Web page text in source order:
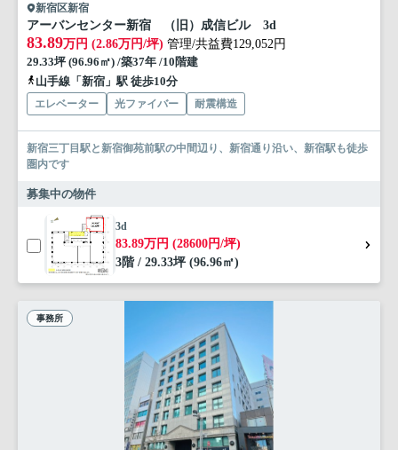
新宿区新宿
アーバンセンター新宿 （旧）成信ビル 3d
83.89万円 (2.86万円/坪) 管理/共益費129,052円
29.33坪 (96.96㎡) /築37年 /10階建
山手線「新宿」駅 徒歩10分
エレベーター 光ファイバー 耐震構造
新宿三丁目駅と新宿御苑前駅の中間辺り、新宿通り沿い、新宿駅も徒歩
圏内です
募集中の物件
3d
83.89万円 (28600円/坪)
3階 / 29.33坪 (96.96㎡)
事務所